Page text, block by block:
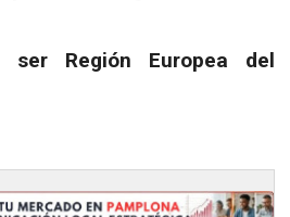
ser Región Europea del